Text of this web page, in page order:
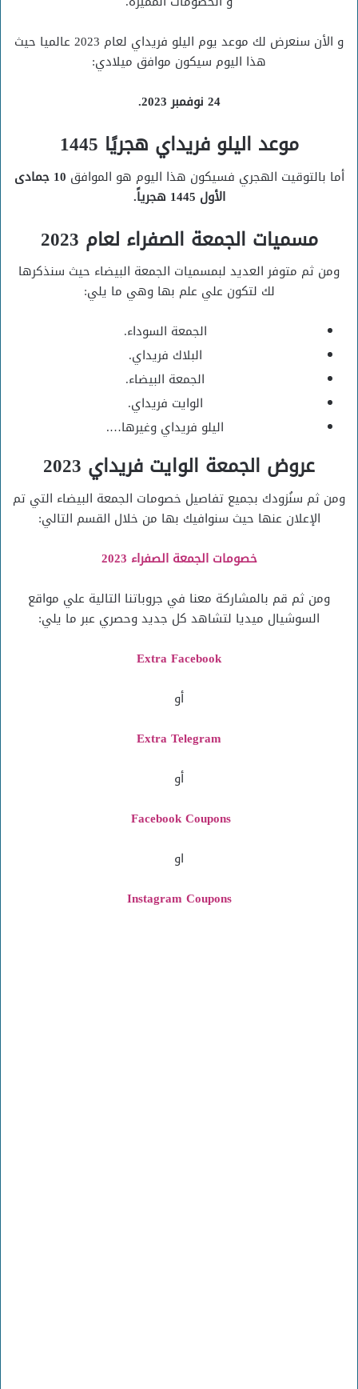
و الأن سنعرض لك موعد يوم اليلو فريداي لعام 2023 عالميا حيث
هذا اليوم سيكون موافق ميلادي:
24 نوفمبر 2023.
موعد اليلو فريداي هجريًا 1445
أما بالتوقيت الهجري فسيكون هذا اليوم هو الموافق
10 جمادى
الأول 1445 هجرياً.
مسميات الجمعة الصفراء لعام 2023
ومن ثم متوفر العديد لبمسميات الجمعة البيضاء حيث سنذكرها
لك لتكون علي علم بها وهي ما يلي:
الجمعة السوداء.
البلاك فريداي.
الجمعة البيضاء.
الوايت فريداي.
اليلو فريداي وغيرها….
عروض الجمعة الوايت فريداي 2023
ومن ثم سنُزودك بجميع تفاصيل خصومات الجمعة البيضاء التي تم
الإعلان عنها حيث سنوافيك بها من خلال القسم التالي:
خصومات الجمعة الصفراء 2023
ومن ثم قم بالمشاركة معنا في جروباتنا التالية علي مواقع
السوشيال ميديا لتشاهد كل جديد وحصري عبر ما يلي:
Extra Facebook
أو
Extra Telegram
أو
Facebook Coupons
او
Coupons
Instagram